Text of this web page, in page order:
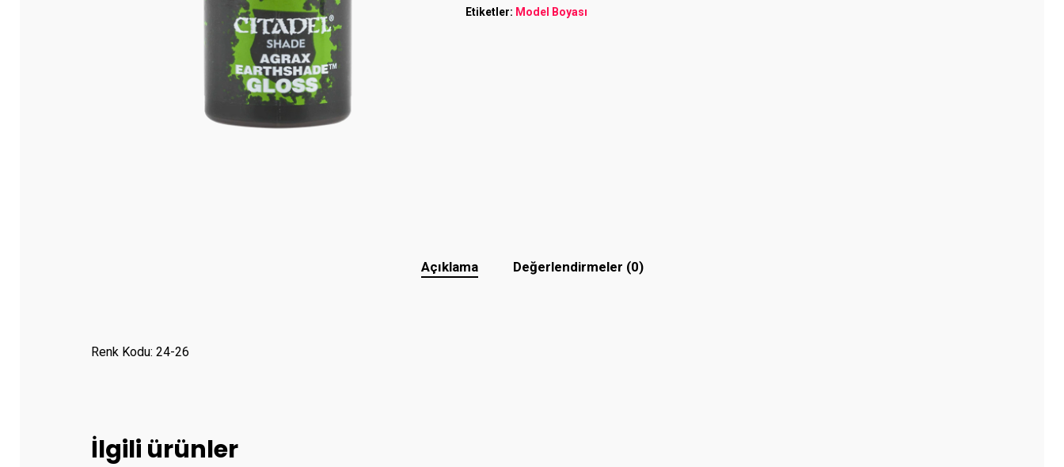
Etiketler: Model Boyası
Açıklama Değerlendirmeler (0)
Renk Kodu: 24-26
İlgili ürünler